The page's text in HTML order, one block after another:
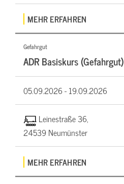
MEHR ERFAHREN
Gefahrgut
ADR Basiskurs (Gefahrgut)
05.09.2026 -19.09.2026
Leinestraße 36,
24539 Neumünster
MEHR ERFAHREN